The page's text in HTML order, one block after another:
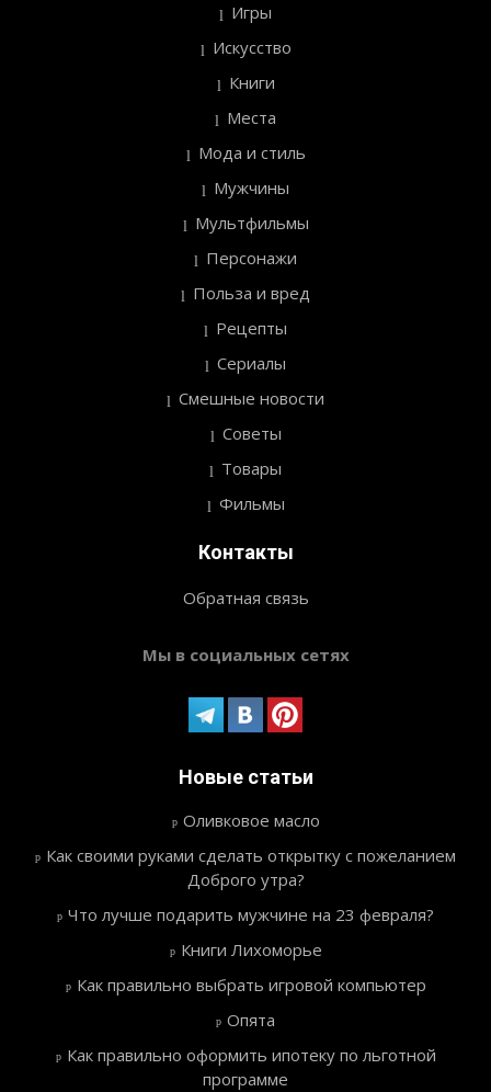
Игры
Искусство
Книги
Места
Мода и стиль
Мужчины
Мультфильмы
Персонажи
Польза и вред
Рецепты
Сериалы
Смешные новости
Советы
Товары
Фильмы
Контакты
Обратная связь
Мы в социальных сетях
Новые статьи
Оливковое масло
Как своими руками сделать открытку с пожеланием
Доброго утра?
Что лучше подарить мужчине на 23 февраля?
Книги Лихоморье
Как правильно выбрать игровой компьютер
Опята
Как правильно оформить ипотеку по льготной
программе